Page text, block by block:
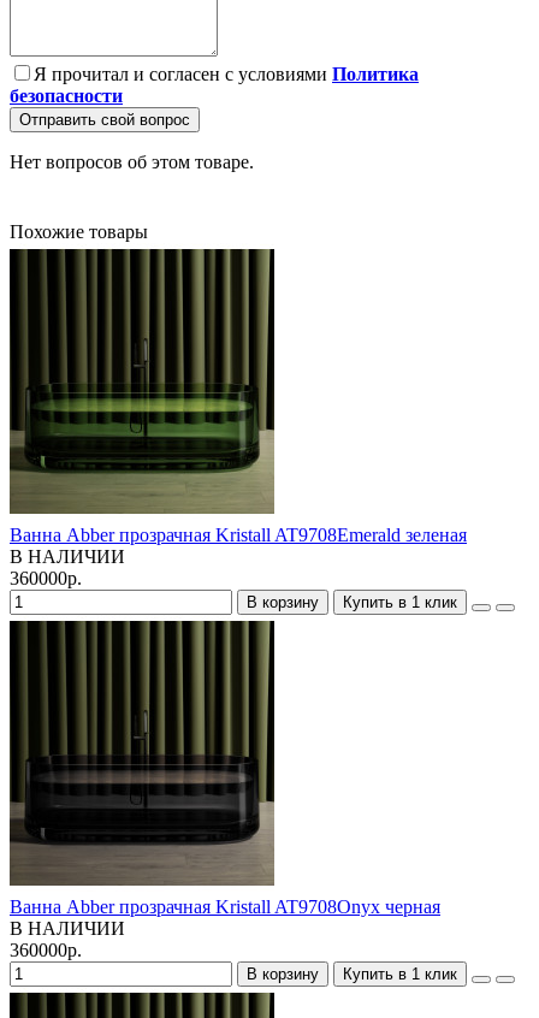
Я прочитал и согласен с условиями Политика
безопасности
Отправить свой вопрос
Нет вопросов об этом товаре.
Похожие товары
Ванна Abber прозрачная Kristall AT9708Emerald зеленая
В НАЛИЧИИ
360000р.
В корзину Купить в 1 клик
Ванна Abber прозрачная Kristall AT9708Onyx черная
В НАЛИЧИИ
360000р.
В корзину Купить в 1 клик